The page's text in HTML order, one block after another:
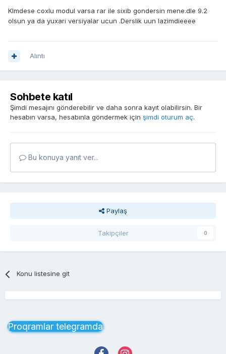
KImdese coxlu modul varsa rar ile sixib gondersin mene.dle 9.2
olsun ya da yuxari versiyalar ucun .Derslik uun lazimdieeee
Alıntı
Sohbete katıl
Şimdi mesajını gönderebilir ve daha sonra kayıt olabilirsin. Bir
hesabın varsa, hesabınla göndermek için şimdi oturum aç.
Bu konuya yanıt ver...
Paylaş
Takipçiler 0
Konu listesine git
Proqramlar telegramda